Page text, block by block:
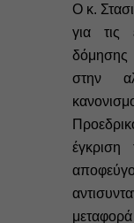
Ο κ.
για τις
δόμησης
στην